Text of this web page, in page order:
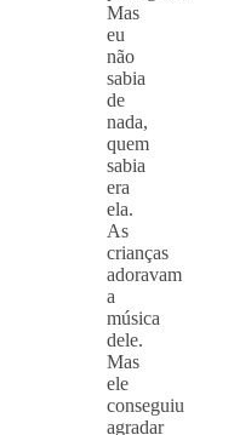
Mas
eu
não
sabia
de
nada,
quem
sabia
era
ela.
As
crianças
adoravam
a
música
dele.
Mas
ele
conseguiu
agradar